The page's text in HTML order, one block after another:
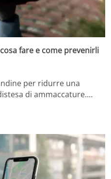
fare e come prevenirli
per ridurre una
di ammaccature.…